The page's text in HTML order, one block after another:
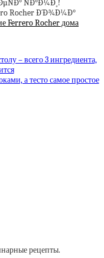
Ferrero Rocher дома
– всего 3 ингредиента,
а тесто самое простое
рецепты.